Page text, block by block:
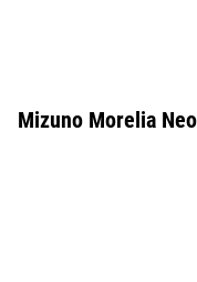
Mizuno Morelia